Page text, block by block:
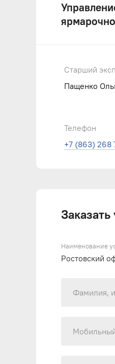
Старший
Пащенко
Телефон
+7 (863) 268
Заказать
Наименование
Ростовский
Фамилия,